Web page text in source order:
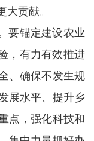
贡献。
要锚定建设农业
，有力有效推进
、确保不发生规
展水平、提升乡
点，强化科技和